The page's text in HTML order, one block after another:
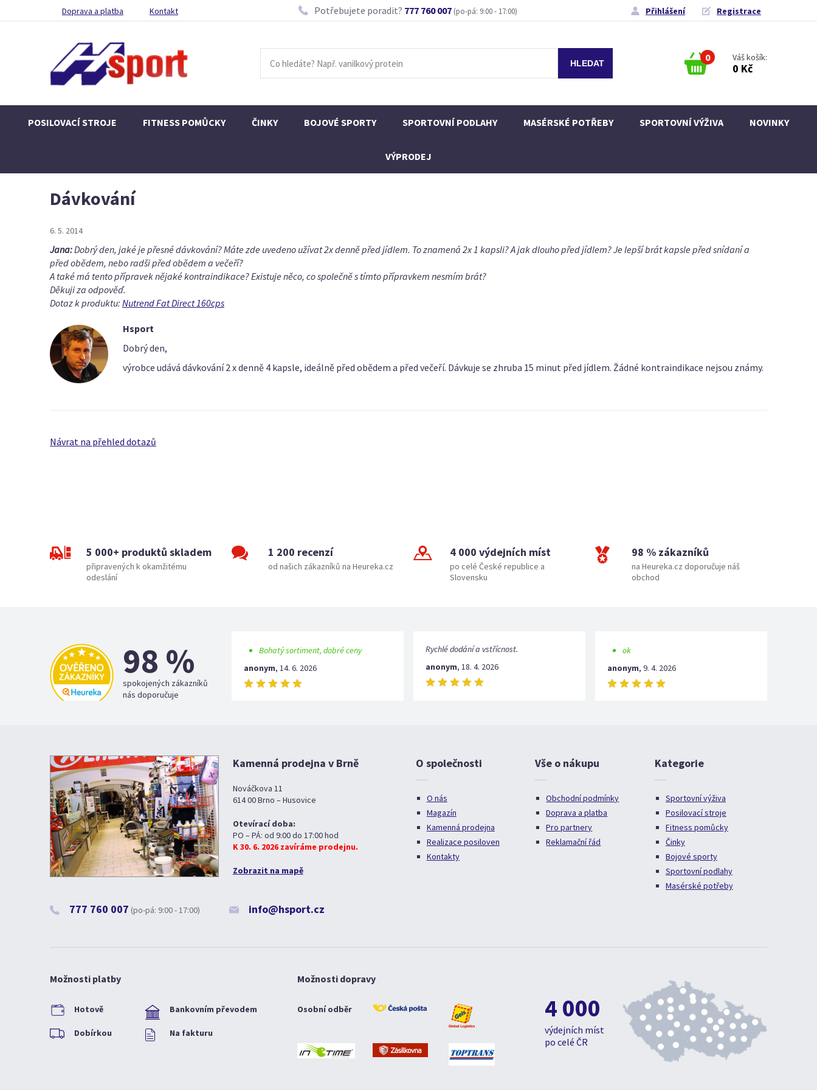
Doprava a platba Kontakt Potřebujete poradit? 777 760 007 (po-pá: 9:00 - 17:00) Přihlášení Registrace
0 Váš košík:
0 Kč
POSILOVACÍ STROJE FITNESS POMŮCKY ČINKY BOJOVÉ SPORTY SPORTOVNÍ PODLAHY MASÉRSKÉ POTŘEBY SPORTOVNÍ VÝŽIVA NOVINKY
VÝPRODEJ
Dávkování
6. 5. 2014
Jana:Dobrý den, jaké je přesné dávkování? Máte zde uvedeno užívat 2x denně před jídlem. To znamená 2x 1 kapsli? A jak dlouho před jídlem? Je lepší brát kapsle před snídaní a
před obědem, nebo radši před obědem a večeří?
A také má tento přípravek nějaké kontraindikace? Existuje něco, co společně s tímto přípravkem nesmím brát?
Děkuji za odpověď.
Dotaz k produktu: Nutrend Fat Direct 160cps
Hsport
Dobrý den,
výrobce udává dávkování 2 x denně 4 kapsle, ideálně před obědem a před večeří. Dávkuje se zhruba 15 minut před jídlem. Žádné kontraindikace nejsou známy.
Návrat na přehled dotazů
5 000+ produktů skladem
připravených k okamžitému
odeslání
1 200 recenzí
od našich zákazníků na Heureka.cz
4 000 výdejních míst
po celé České republice a
Slovensku
98 % zákazníků
na Heureka.cz doporučuje náš
obchod
98 %
spokojených zákazníků
nás doporučuje
Bohatý sortiment, dobré ceny
anonym, 14. 6. 2026
Rychlé dodání a vstřícnost.
anonym, 18. 4. 2026
ok
anonym, 9. 4. 2026
Kamenná prodejna v Brně
Nováčkova 11
614 00 Brno – Husovice
Otevírací doba:
PO – PÁ: od 9:00 do 17:00 hod
K 30. 6. 2026 zavíráme prodejnu.
Zobrazit na mapě
777 760 007 (po-pá: 9:00 - 17:00) info@hsport.cz
O společnosti
O nás
Magazín
Kamenná prodejna
Realizace posiloven
Kontakty
Vše o nákupu
Obchodní podmínky
Doprava a platba
Pro partnery
Reklamační řád
Kategorie
Sportovní výživa
Posilovací stroje
Fitness pomůcky
Činky
Bojové sporty
Sportovní podlahy
Masérské potřeby
Možnosti platby
Hotově Bankovním převodem
Dobírkou Na fakturu
Možnosti dopravy
Osobní odběr 4 000
výdejních míst
po celé ČR